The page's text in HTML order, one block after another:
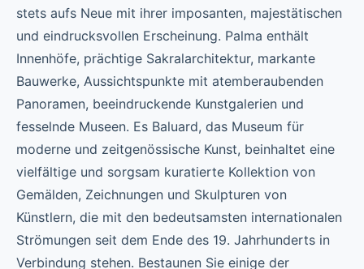
stets aufs Neue mit ihrer imposanten, majestätischen
und eindrucksvollen Erscheinung. Palma enthält
Innenhöfe, prächtige Sakralarchitektur, markante
Bauwerke, Aussichtspunkte mit atemberaubenden
Panoramen, beeindruckende Kunstgalerien und
fesselnde Museen. Es Baluard, das Museum für
moderne und zeitgenössische Kunst, beinhaltet eine
vielfältige und sorgsam kuratierte Kollektion von
Gemälden, Zeichnungen und Skulpturen von
Künstlern, die mit den bedeutsamsten internationalen
Strömungen seit dem Ende des 19. Jahrhunderts in
Verbindung stehen. Bestaunen Sie einige der